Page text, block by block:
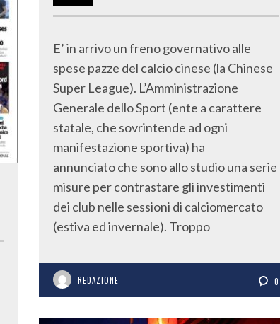
E’ in arrivo un freno governativo alle
spese pazze del calcio cinese (la Chinese
Super League). L’Amministrazione
Generale dello Sport (ente a carattere
statale, che sovrintende ad ogni
manifestazione sportiva) ha
annunciato che sono allo studio una serie
misure per contrastare gli investimenti
dei club nelle sessioni di calciomercato
(estiva ed invernale). Troppo
REDAZIONE 0